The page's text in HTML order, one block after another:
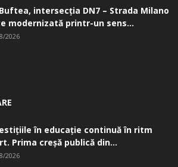
intersecţia DN7 – Strada Milano
modernizată printr-un sens...
2026
în educație continuă în ritm
Prima creşă publică din...
2026